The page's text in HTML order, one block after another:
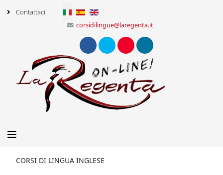
Contattaci
corsidilingue@laregenta.it
CORSI DI LINGUA INGLESE